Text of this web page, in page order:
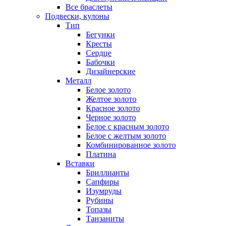
Все браслеты
Подвески, кулоны
Тип
Бегунки
Кресты
Сердце
Бабочки
Дизайнерские
Металл
Белое золото
Желтое золото
Красное золото
Черное золото
Белое с красным золото
Белое с желтым золото
Комбинированное золото
Платина
Вставки
Бриллианты
Сапфиры
Изумруды
Рубины
Топазы
Танзаниты